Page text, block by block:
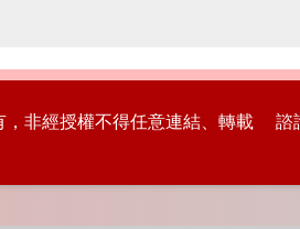
，非經授權不得任意連結、轉載